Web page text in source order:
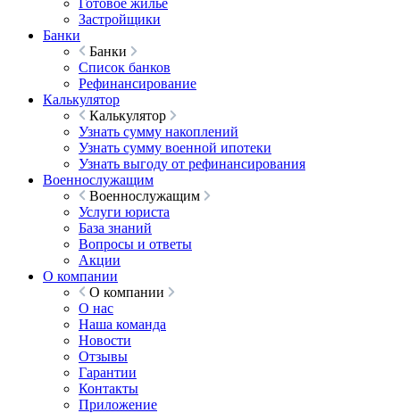
Готовое жилье
Застройщики
Банки
Банки
Список банков
Рефинансирование
Калькулятор
Калькулятор
Узнать сумму накоплений
Узнать сумму военной ипотеки
Узнать выгоду от рефинансирования
Военнослужащим
Военнослужащим
Услуги юриста
База знаний
Вопросы и ответы
Акции
О компании
О компании
О нас
Наша команда
Новости
Отзывы
Гарантии
Контакты
Приложение